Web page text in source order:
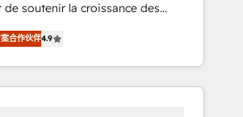
nous comprenons rapidement
intégrons parfaitement
organisation. Pour toute
ou besoin de
de votre projet HubSpot,
de soutenir la croissance des
à travers l’acquisition de
l'intégration CRM et le
des revenus auprès de vos
France et à
合作伙伴4.9